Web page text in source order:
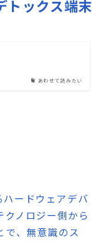
ックス端末
あわせて読みたい
ードウェアデバ
ノロジー側から
で、無意識のス